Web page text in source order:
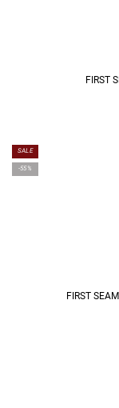
FIRST
SALE
-55%
FIRST